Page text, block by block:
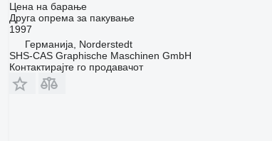
Цена на барање
Друга опрема за пакување
1997
Германија, Norderstedt
SHS-CAS Graphische Maschinen GmbH
Контактирајте го продавачот